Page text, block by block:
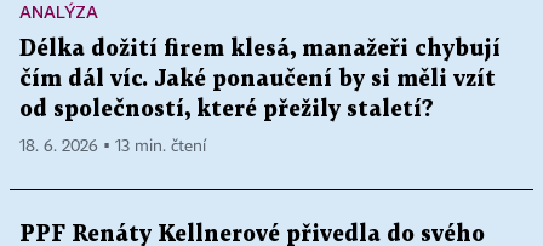
ANALÝZA
Délka dožití firem klesá, manažeři chybují
čím dál víc. Jaké ponaučení by si měli vzít
od společností, které přežily staletí?
18. 6. 2026 ▪ 13 min. čtení
PPF Renáty Kellnerové přivedla do svého